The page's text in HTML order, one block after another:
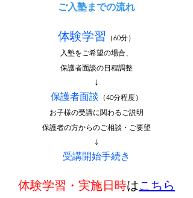
ご入塾までの流れ
体験学習 （60分）
入塾をご希望の場合、
保護者面談の日程調整
↓
保護者面談 （40分程度）
お子様の受講に関わるご説明
保護者の方からのご相談・ご要望
↓
受講開始手続き
体験学習・実施日時はこちら